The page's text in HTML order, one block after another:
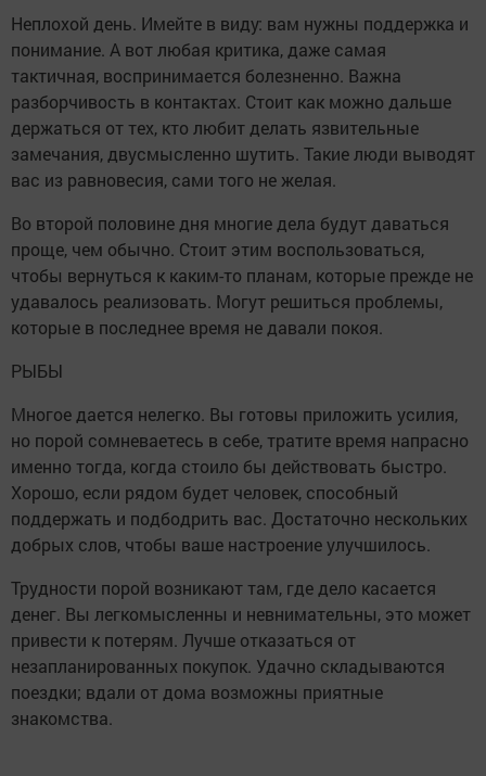
Неплохой день. Имейте в виду: вам нужны поддержка и
понимание. А вот любая критика, даже самая
тактичная, воспринимается болезненно. Важна
разборчивость в контактах. Стоит как можно дальше
держаться от тех, кто любит делать язвительные
замечания, двусмысленно шутить. Такие люди выводят
вас из равновесия, сами того не желая.
Во второй половине дня многие дела будут даваться
проще, чем обычно. Стоит этим воспользоваться,
чтобы вернуться к каким-то планам, которые прежде не
удавалось реализовать. Могут решиться проблемы,
которые в последнее время не давали покоя.
РЫБЫ
Многое дается нелегко. Вы готовы приложить усилия,
но порой сомневаетесь в себе, тратите время напрасно
именно тогда, когда стоило бы действовать быстро.
Хорошо, если рядом будет человек, способный
поддержать и подбодрить вас. Достаточно нескольких
добрых слов, чтобы ваше настроение улучшилось.
Трудности порой возникают там, где дело касается
денег. Вы легкомысленны и невнимательны, это может
привести к потерям. Лучше отказаться от
незапланированных покупок. Удачно складываются
поездки; вдали от дома возможны приятные
знакомства.